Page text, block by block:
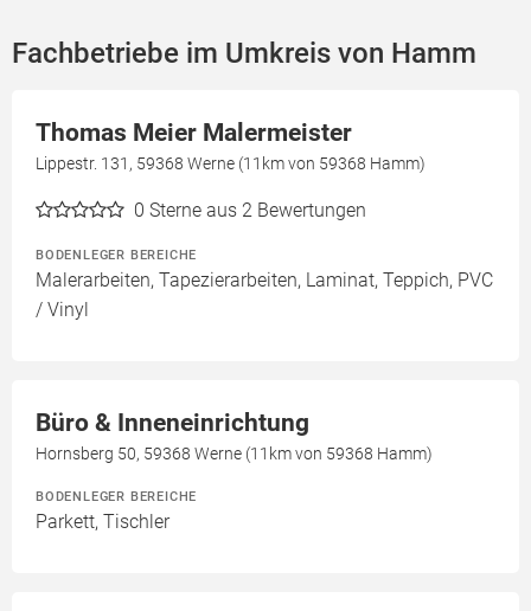
Fachbetriebe im Umkreis von Hamm
Thomas Meier Malermeister
Lippestr. 131, 59368 Werne (11km von 59368 Hamm)
0 Sterne aus 2 Bewertungen
BODENLEGER BEREICHE
Malerarbeiten, Tapezierarbeiten, Laminat, Teppich, PVC
/ Vinyl
Büro & Inneneinrichtung
Hornsberg 50, 59368 Werne (11km von 59368 Hamm)
BODENLEGER BEREICHE
Parkett, Tischler